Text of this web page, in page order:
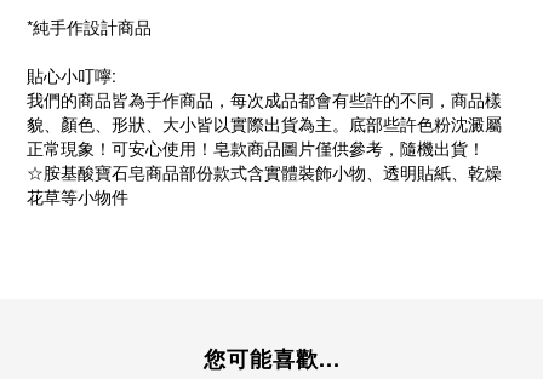
*純手作設計商品
貼心小叮嚀:
我們的商品皆為手作商品，每次成品都會有些許的不同，商品樣
貌、顏色、形狀、大小皆以實際出貨為主。底部些許色粉沈澱屬
正常現象！可安心使用！皂款商品圖片僅供參考，隨機出貨！
☆胺基酸寶石皂商品部份款式含實體裝飾小物、透明貼紙、乾燥
花草等小物件
您可能喜歡...